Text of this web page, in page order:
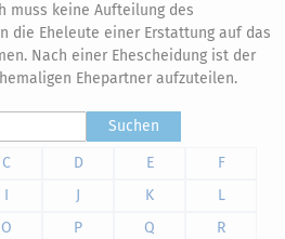
muss keine Aufteilung des
die Eheleute einer Erstattung auf das
Nach einer Ehescheidung ist der
Ehepartner aufzuteilen.
Suchen
C D E
F
I J K
L
O P Q
R